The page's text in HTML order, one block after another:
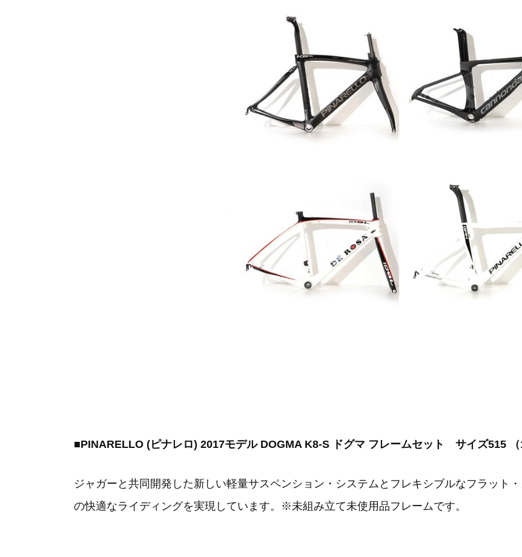
■PINARELLO (ピナレロ) 2017モデル DOGMA K8-S ドグマ フレームセット サイズ515
ジャガーと共同開発した新しい軽量サスペンション・システムとフレキシブルなフラット
の快適なライディングを実現しています。※未組み立て未使用品フレームです。